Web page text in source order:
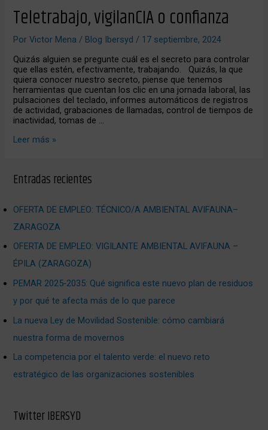
Teletrabajo, vigilanCIA o confianza
PorVictor Mena/ Blog Ibersyd / 17 septiembre, 2024
Quizás alguien se pregunte cuál es el secreto para controlar
que ellas estén, efectivamente, trabajando. Quizás, la que
quiera conocer nuestro secreto, piense que tenemos
herramientas que cuentan los clic en una jornada laboral, las
pulsaciones del teclado, informes automáticos de registros
de actividad, grabaciones de llamadas, control de tiempos de
inactividad, tomas de …
Leer más »
Entradas recientes
OFERTA DE EMPLEO: TÉCNICO/A AMBIENTAL AVIFAUNA–
ZARAGOZA
OFERTA DE EMPLEO: VIGILANTE AMBIENTAL AVIFAUNA –
ÉPILA (ZARAGOZA)
PEMAR 2025‑2035: Qué significa este nuevo plan de residuos
y por qué te afecta más de lo que parece
La nueva Ley de Movilidad Sostenible: cómo cambiará
nuestra forma de movernos
La competencia por el talento verde: el nuevo reto
estratégico de las organizaciones sostenibles
Twitter IBERSYD